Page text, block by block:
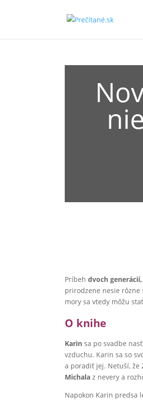
Príbehdvoch generácií,
prirodzene nesie rôzne
mory sa vtedy môžu
O knihe
Karin sa po svadbe
vzduchu. Karin sa so
a poradiť jej. Netuší, že
Michala z nevery a
Napokon Karin predsa